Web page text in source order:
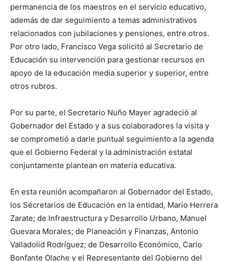
permanencia de los maestros en el servicio educativo,
además de dar seguimiento a temas administrativos
relacionados con jubilaciones y pensiones, entre otros.
Por otro lado, Francisco Vega solicitó al Secretario de
Educación su intervención para gestionar recursos en
apoyo de la educación media superior y superior, entre
otros rubros.
Por su parte, el Secretario Nuño Mayer agradeció al
Gobernador del Estado y a sus colaboradores la visita y
se comprometió a darle puntual seguimiento a la agenda
que el Gobierno Federal y la administración estatal
conjuntamente plantean en materia educativa.
En esta reunión acompañaron al Gobernador del Estado,
los Secretarios de Educación en la entidad, Mario Herrera
Zarate; de Infraestructura y Desarrollo Urbano, Manuel
Guevara Morales; de Planeación y Finanzas, Antonio
Valladolid Rodríguez; de Desarrollo Económico, Carlo
Bonfante Olache y el Representante del Gobierno del